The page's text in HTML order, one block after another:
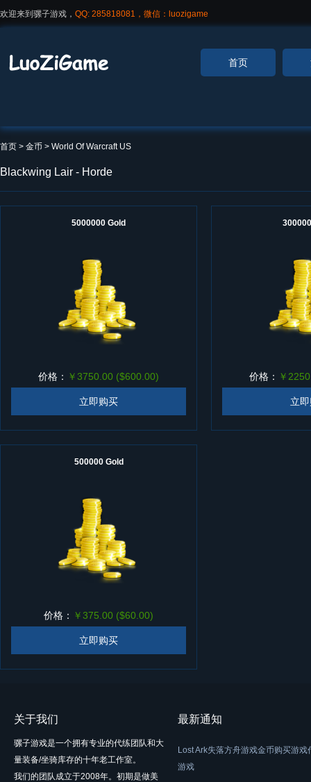
欢迎来到骡子游戏， QQ: 285818081，微信：luozigame
首页
首页 > 金币 > World Of Warcraft US
Blackwing Lair - Horde
5000000 Gold
价格： ￥3750.00 ($600.00)
立即购买
价格： ￥
立
500000 Gold
价格： ￥375.00 ($60.00)
立即购买
关于我们
骡子游戏是一个拥有专业的代练团队和大
量装备/坐骑库存的十年老工作室。
我们的团队成立于2008年。初期是做美
最新通知
Lost Ark失落方舟游戏金币购买游戏
游戏